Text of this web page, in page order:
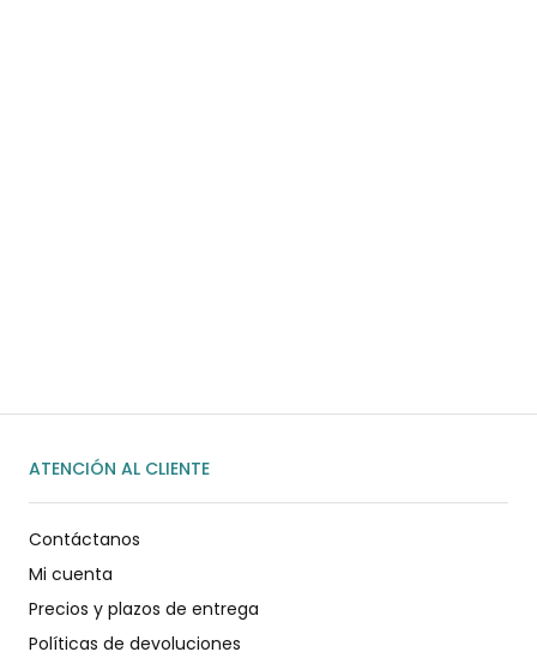
ATENCIÓN AL CLIENTE
Contáctanos
Mi cuenta
Precios y plazos de entrega
Políticas de devoluciones